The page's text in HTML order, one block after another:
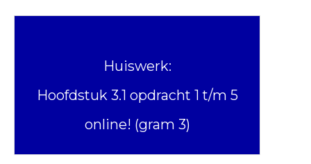
Huiswerk:
Hoofdstuk 3.1 opdracht 1 t/m 5
online! (gram 3)